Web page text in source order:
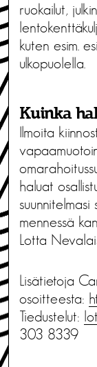
ruokailut,
kuten esim.
ulkopuolella.
Kuinka
Ilmoita
haluat
mennessä
Lotta
Lisätietoja
osoitteesta:
Tiedustelut:
303 8339